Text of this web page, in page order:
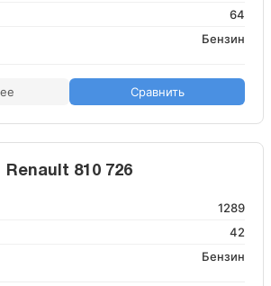
64
Бензин
Сравнить
Renault 810 726
1289
42
Бензин